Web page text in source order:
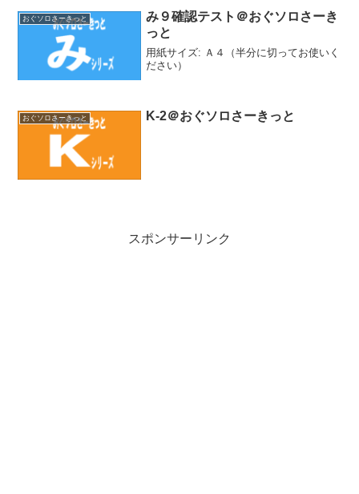
おぐソロさーきっと
み９確認テスト＠おぐソロさーき
っと
用紙サイズ: Ａ４（半分に切ってお使いく
ださい）
おぐソロさーきっと K-2＠おぐソロさーきっと
スポンサーリンク